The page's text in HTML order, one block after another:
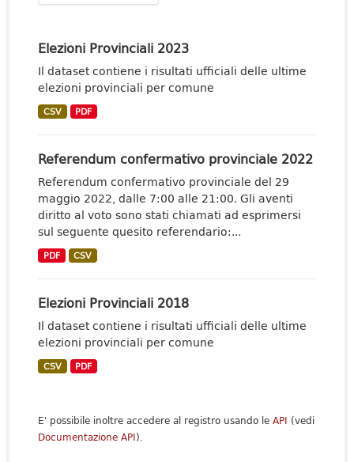
Elezioni Provinciali 2023
Il dataset contiene i risultati ufficiali delle ultime
elezioni provinciali per comune
CSV PDF
Referendum confermativo provinciale 2022
Referendum confermativo provinciale del 29
maggio 2022, dalle 7:00 alle 21:00. Gli aventi
diritto al voto sono stati chiamati ad esprimersi
sul seguente quesito referendario:...
PDF CSV
Elezioni Provinciali 2018
Il dataset contiene i risultati ufficiali delle ultime
elezioni provinciali per comune
CSV PDF
E' possibile inoltre accedere al registro usando le API (vedi
Documentazione API).